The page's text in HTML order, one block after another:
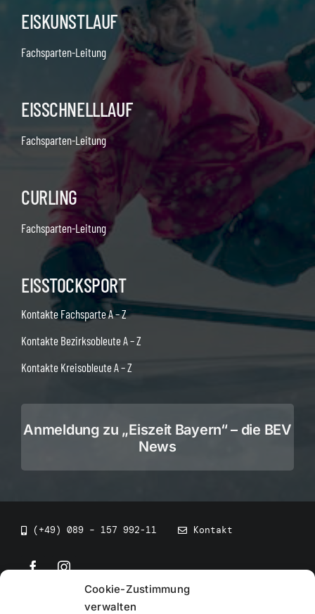
Cookie-Zustimmung
verwalten
EISKUNSTLAUF
Fachsparten-Leitung
EISSCHNELLLAUF
Fachsparten-Leitung
CURLING
Fachsparten-Leitung
EISSTOCKSPORT
Kontakte Fachsparte A – Z
Kontakte Bezirksobleute A – Z
Kontakte Kreisobleute A – Z
Anmeldung zu „Eiszeit Bayern“ – die BEV
News
(+49) 089 – 157 992-11 Kontakt
• BEV Bayerischer Eissportverband